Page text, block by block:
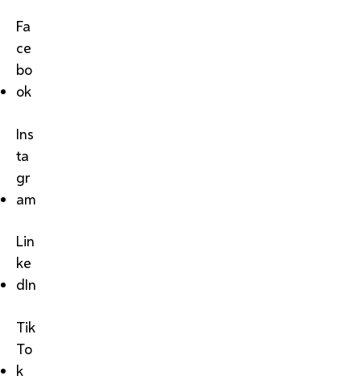
Fa
ce
bo
ok
Ins
ta
gr
am
Lin
ke
dIn
Tik
To
k